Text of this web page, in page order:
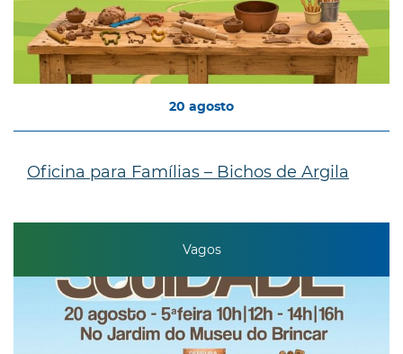
20 agosto
Oficina para Famílias – Bichos de Argila
Vagos